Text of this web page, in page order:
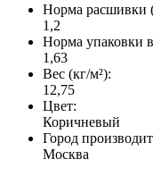
Норма расшивки
1,2
Норма упаковки
1,63
Вес (кг/м²):
12,75
Цвет:
Коричневый
Город
Москва